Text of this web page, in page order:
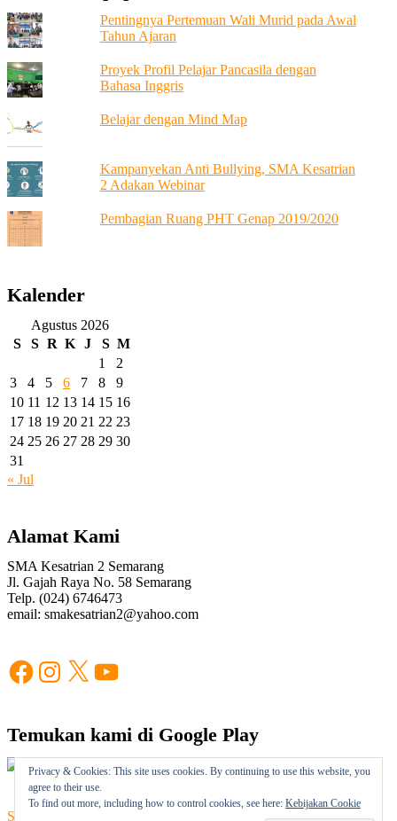
Pentingnya Pertemuan Wali Murid pada Awal
Tahun Ajaran
Proyek Profil Pelajar Pancasila dengan
Bahasa Inggris
Belajar dengan Mind Map
Kampanyekan Anti Bullying, SMA Kesatrian
2 Adakan Webinar
Pembagian Ruang PHT Genap 2019/2020
Kalender
Agustus 2026
S
S R K J S M
1
2
3
4 5 6 7 8
9
10 11 12 13 14 15 16
17 18 19 20 21 22 23
24 25 26 27 28 29 30
31
« Jul
Alamat Kami
SMA Kesatrian 2 Semarang
Jl. Gajah Raya No. 58 Semarang
Telp. (024) 6746473
email: smakesatrian2@yahoo.com
FacebookInstagram
X YouTube
Temukan kami di Google Play
SMA Kesatrian 2 Semarang Theme Freesia|
Privacy & Cookies: This site uses cookies. By continuing to use this website, you
agree to their use.
To find out more, including how to control cookies, see here: Kebijakan Cookie